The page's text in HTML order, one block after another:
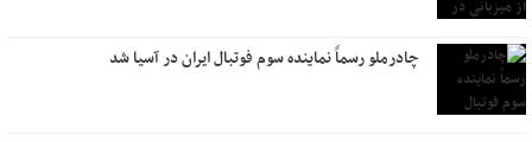
چادرملو رسماً نماینده سوم فوتبال ایران در آسیا شد